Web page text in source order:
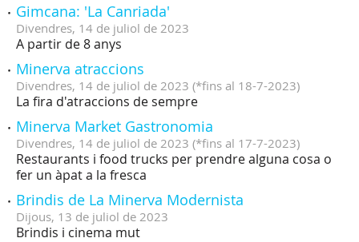
Gimcana: 'La Canriada'
Divendres, 14 de juliol de 2023
A partir de 8 anys
Minerva atraccions
Divendres, 14 de juliol de 2023 (*fins al 18-7-2023)
La fira d'atraccions de sempre
Minerva Market Gastronomia
Divendres, 14 de juliol de 2023 (*fins al 17-7-2023)
Restaurants i food trucks per prendre alguna cosa o
fer un àpat a la fresca
Brindis de La Minerva Modernista
Dijous, 13 de juliol de 2023
Brindis i cinema mut